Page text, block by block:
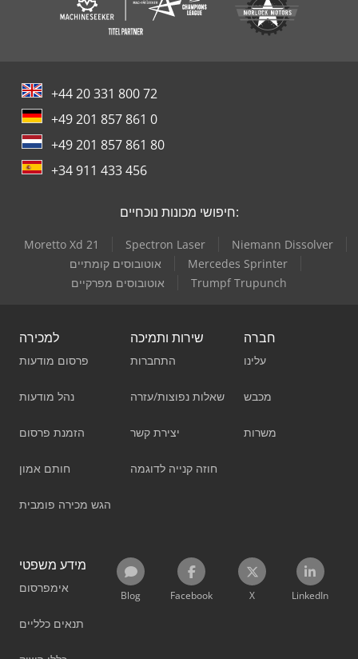
+44 20 331 800 72
+49 201 857 861 0
+49 201 857 861 80
+34 911 433 456
חיפושי מכונות נוכחיים:
Moretto Xd 21 Spectron Laser
Niemann Dissolver
אוטובוסים קומתיים
Mercedes Sprinter
אוטובוסים מפרקיים
Trumpf Trupunch
למכירה
פרסום מודעות
נהל מודעות
הזמנת פרסום
חותם אמון
הגש מכירה פומבית
שירות ותמיכה
התחברות
שאלות נפוצות/עזרה
יצירת קשר
חוזה קנייה לדוגמה
חברה
עלינו
מכבש
משרות
מידע משפטי
אימפרסום
תנאים כלליים
Blog Facebook X LinkedIn